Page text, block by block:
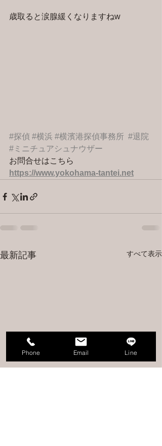
歳取ると涙腺緩くなりますねw
#探偵 #横浜 #横濱港探偵事務所 #退院
#ミニチュアシュナウザー
お問合せはこちら
https://www.yokohama-tantei.net
最新記事 すべて表示
Phone Email Line